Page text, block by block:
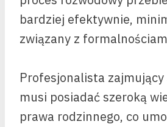
bardziej efektywnie,
związany z
Profesjonalista
musi posiadać szeroką
prawa rodzinnego, co